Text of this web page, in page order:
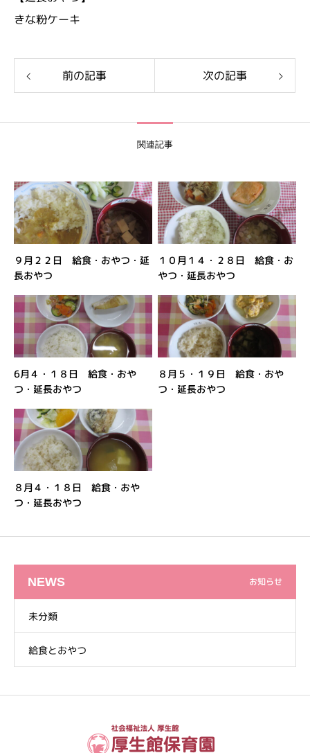
きな粉ケーキ
前の記事 次の記事
関連記事
９月２２日 給食・おやつ・延
長おやつ
１０月１４・２８日 給食・お
やつ・延長おやつ
6月４・１８日 給食・おや
つ・延長おやつ
８月５・１９日 給食・おや
つ・延長おやつ
８月４・１８日 給食・おや
つ・延長おやつ
NEWS お知らせ
未分類
給食とおやつ